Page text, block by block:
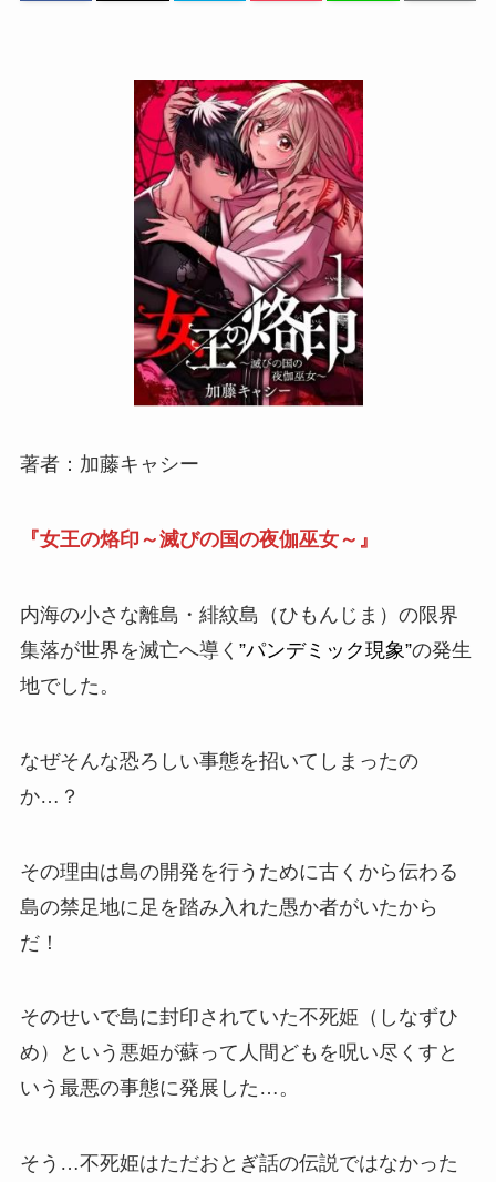
著者： 加藤キャシー
『女王の烙印～滅びの国の夜伽巫女～』
内海の小さな離島・ 緋紋島 （ひもんじま）の限界
集落が世界を滅亡へ導く ”パンデミック現象”の発生
地でした。
なぜそんな恐ろしい事態を招いてしまったの
か…？
その理由は島の開発を行うために古くから伝わる
島の禁足地に足を踏み入れた愚か者がいたから
だ！
そのせいで島に封印されていた不死姫 （しなずひ
め）という悪姫が蘇って人間どもを呪い尽くすと
いう最悪の事態に発展した…。
そう…不死姫はただおとぎ話の伝説ではなかった